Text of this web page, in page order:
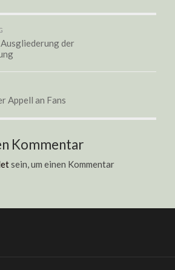
der
Appell an Fans
Kommentar
sein, um einen Kommentar